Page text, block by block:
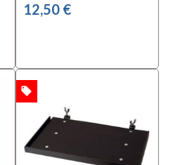
12,50 €
local_offer